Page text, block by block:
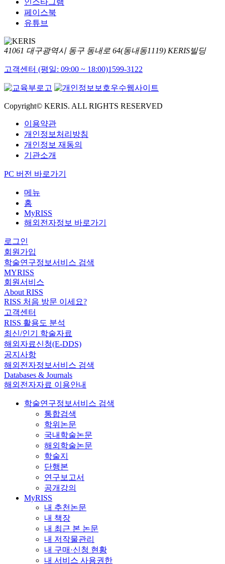
페이스북
유튜브
41061 대구광역시 동구 동내로 64(동내동1119) KERIS빌딩
고객센터 (평일: 09:00 ~ 18:00)1599-3122
Copyright© KERIS. ALL RIGHTS RESERVED
이용약관
개인정보처리방침
개인정보 재동의
기관소개
PC 버전 바로가기
메뉴
홈
MyRISS
해외전자정보 바로가기
로그인
회원가입
학술연구정보서비스 검색
MYRISS
회원서비스
About RISS
RISS 처음 방문 이세요?
고객센터
RISS 활용도 분석
최신/인기 학술자료
해외자료신청(E-DDS)
공지사항
해외전자정보서비스 검색
Databases & Journals
해외전자자료 이용안내
학술연구정보서비스 검색
통합검색
학위논문
국내학술논문
해외학술논문
학술지
단행본
연구보고서
공개강의
MyRISS
내 추천논문
내 책장
내 최근 본 논문
내 저작물관리
내 구매·신청 현황
내 서비스 사용권한